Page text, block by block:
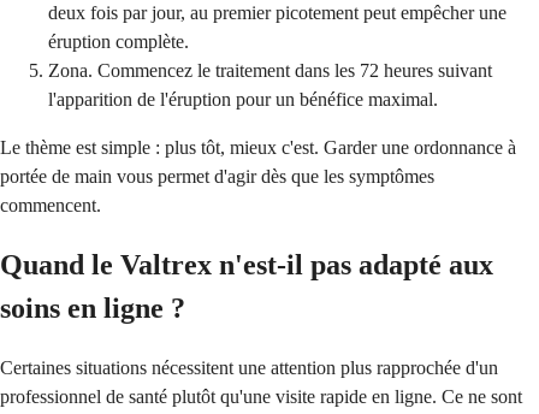
deux fois par jour, au premier picotement peut empêcher une
éruption complète.
Zona. Commencez le traitement dans les 72 heures suivant
l'apparition de l'éruption pour un bénéfice maximal.
Le thème est simple : plus tôt, mieux c'est. Garder une ordonnance à
portée de main vous permet d'agir dès que les symptômes
commencent.
Quand le Valtrex n'est-il pas adapté aux
soins en ligne ?
Certaines situations nécessitent une attention plus rapprochée d'un
professionnel de santé plutôt qu'une visite rapide en ligne. Ce ne sont